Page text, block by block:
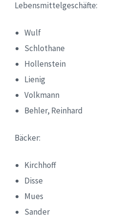
Lebensmittelgeschäfte:
Wulf
Schlothane
Hollenstein
Lienig
Volkmann
Behler, Reinhard
Bäcker:
Kirchhoff
Disse
Mues
Sander